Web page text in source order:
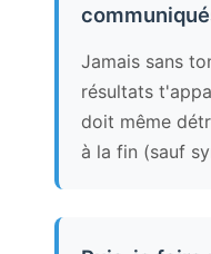
Jamais sans
résultats
doit même
à la fin (sauf